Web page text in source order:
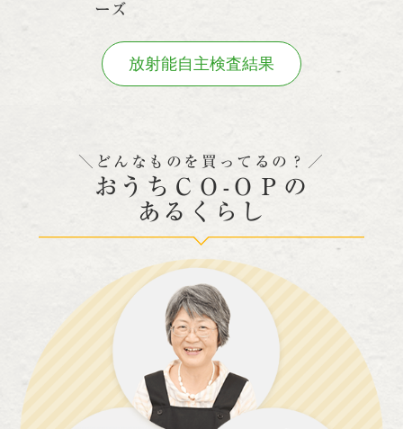
ーズ
放射能自主検査結果
＼どんなものを買ってるの？／
おうちＣＯ-ＯＰの
あるくらし